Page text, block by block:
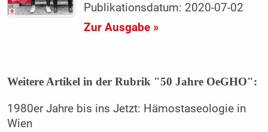
Publikationsdatum: 2020-07-02
Zur Ausgabe »
Weitere Artikel in der Rubrik "50 Jahre OeGHO":
1980er Jahre bis ins Jetzt: Hämostaseologie in
Wien